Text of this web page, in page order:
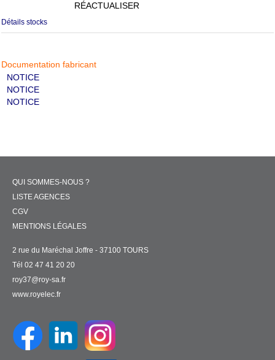
RÉACTUALISER
Détails stocks
Documentation fabricant
NOTICE
NOTICE
NOTICE
QUI SOMMES-NOUS ?
LISTE AGENCES
CGV
MENTIONS LÉGALES
2 rue du Maréchal Joffre - 37100 TOURS
Tél 02 47 41 20 20
roy37@roy-sa.fr
www.royelec.fr